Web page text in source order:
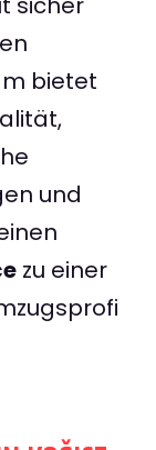
bietet
und
zu einer